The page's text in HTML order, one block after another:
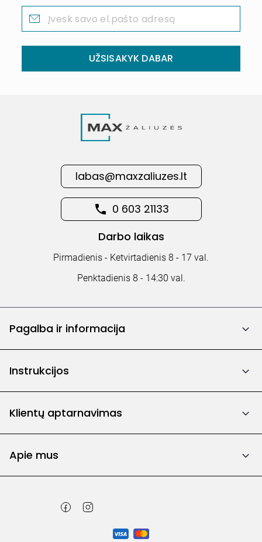
UŽSISAKYK DABAR
labas@maxzaliuzes.lt
0 603 21133
Darbo laikas
Pirmadienis - Ketvirtadienis 8 - 17 val.
Penktadienis 8 - 14:30 val.
Pagalba ir informacija
Instrukcijos
Klientų aptarnavimas
Apie mus